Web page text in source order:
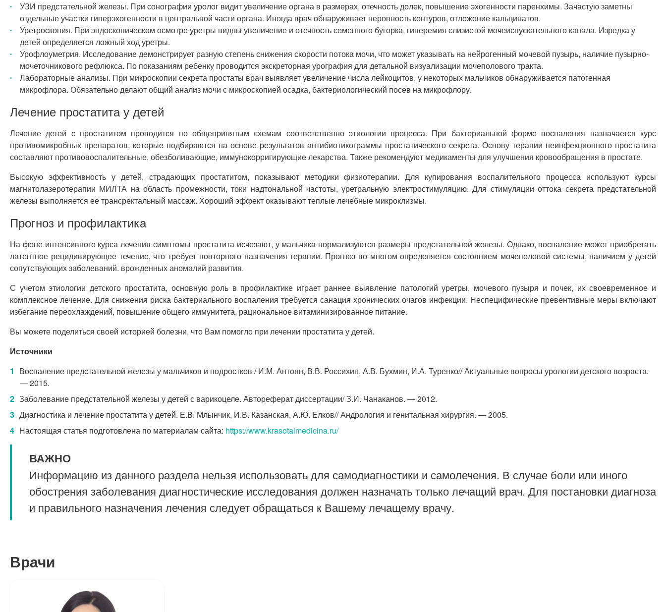
УЗИ предстательной железы. При сонографии уролог видит увеличение органа в размерах, отечность долек, повышение эхогенности паренхимы. Зачастую заметны
отдельные участки гиперэхогенности в центральной части органа. Иногда врач обнаруживает неровность контуров, отложение кальцинатов.
Уретроскопия. При эндоскопическом осмотре уретры видны увеличение и отечность семенного бугорка, гиперемия слизистой мочеиспускательного канала. Изредка у
детей определяется ложный ход уретры.
Урофлоуметрия. Исследование демонстрирует разную степень снижения скорости потока мочи, что может указывать на нейрогенный мочевой пузырь, наличие пузырно-
мочеточникового рефлюкса. По показаниям ребенку проводится экскреторная урография для детальной визуализации мочеполового тракта.
Лабораторные анализы. При микроскопии секрета простаты врач выявляет увеличение числа лейкоцитов, у некоторых мальчиков обнаруживается патогенная
микрофлора. Обязательно делают общий анализ мочи с микроскопией осадка, бактериологический посев на микрофлору.
Лечение простатита у детей
Лечение детей с простатитом проводится по общепринятым схемам соответственно этиологии процесса. При бактериальной форме воспаления назначается курс
противомикробных препаратов, которые подбираются на основе результатов антибиотикограммы простатического секрета. Основу терапии неинфекционного простатита
составляют противовоспалительные, обезболивающие, иммунокорригирующие лекарства. Также рекомендуют медикаменты для улучшения кровообращения в простате.
Высокую эффективность у детей, страдающих простатитом, показывают методики физиотерапии. Для купирования воспалительного процесса используют курсы
магнитолазеротерапии МИЛТА на область промежности, токи надтональной частоты, уретральную электростимуляцию. Для стимуляции оттока секрета предстательной
железы выполняется ее трансректальный массаж. Хороший эффект оказывают теплые лечебные микроклизмы.
Прогноз и профилактика
На фоне интенсивного курса лечения симптомы простатита исчезают, у мальчика нормализуются размеры предстательной железы. Однако, воспаление может приобретать
латентное рецидивирующее течение, что требует повторного назначения терапии. Прогноз во многом определяется состоянием мочеполовой системы, наличием у детей
сопутствующих заболеваний. врожденных аномалий развития.
С учетом этиологии детского простатита, основную роль в профилактике играет раннее выявление патологий уретры, мочевого пузыря и почек, их своевременное и
комплексное лечение. Для снижения риска бактериального воспаления требуется санация хронических очагов инфекции. Неспецифические превентивные меры включают
избегание переохлаждений, повышение общего иммунитета, рациональное витаминизированное питание.
Вы можете поделиться своей историей болезни, что Вам помогло при лечении простатита у детей.
Источники
Воспаление предстательной железы у мальчиков и подростков / И.М. Антоян, В.В. Россихин, А.В. Бухмин, И.А. Туренко// Актуальные вопросы урологии детского возраста.
— 2015.
Заболевание предстательной железы у детей с варикоцеле. Автореферат диссертации/ З.И. Чанаканов. — 2012.
Диагностика и лечение простатита у детей. Е.В. Млынчик, И.В. Казанская, А.Ю. Елков// Андрология и генитальная хирургия. — 2005.
Настоящая статья подготовлена по материалам сайта: https://www.krasotaimedicina.ru/
ВАЖНО
Информацию из данного раздела нельзя использовать для самодиагностики и самолечения. В случае боли или иного
обострения заболевания диагностические исследования должен назначать только лечащий врач. Для постановки диагноза
и правильного назначения лечения следует обращаться к Вашему лечащему врачу.
Врачи